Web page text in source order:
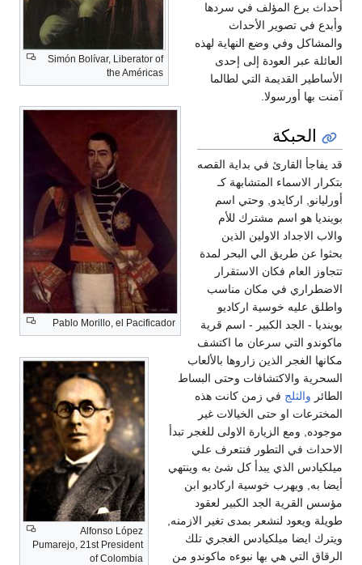
Simón Bolívar, Liberator of
the Américas
Pablo Morillo, el Pacificador
برع المؤلف في سردها
في تصوير الأحداث
وفي وضع النهاية لهذه
عبر العودة إلى إحدى
القديمة التي لطالما
بها أورسولا.
Alfonso López
Pumarejo, 21st President
of Colombia
الحبكة
القارئ في بداية القصه
الاسماء المتشابهة كـ
اركايدو, وحتي اسم
هو اسم مشترك للأم
الاجداد الاولين الذين
عن طريق الي البحر لمدة
العام فكان الاستقرار
في مكان مناسب
عليه خوسية اركاديو
- الجد الكبير - اسم قرية
التي سرعان ما اكتشف
الغجر الذين زاروها بالألعاب
والاكتشافات وحتى البساط
والثلج في زمن كانت هذه
او حتى الخيالات غير
ومع الزيارة الاولى للغجر تبدأ
في التطور فنتعرف علي
الذي يبدأ كل شئ به وينتهي
به, ويهرب خوسية اركاديو ابن
القرية الجد الكبير لعقود
ويعود لنشعر بمدى تغير الازمنه,
ايضا ميلكيادس الغجري تلك
التي هي بها نبوءه ماكوندو من